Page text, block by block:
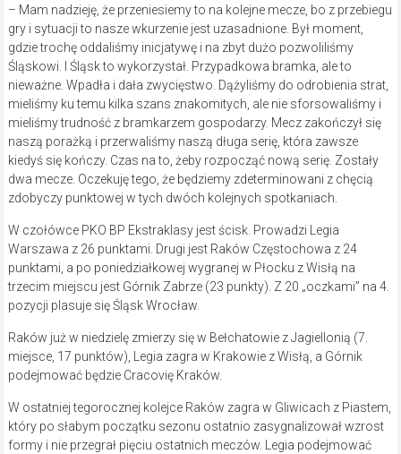
– Mam nadzieję, że przeniesiemy to na kolejne mecze, bo z przebiegu
gry i sytuacji to nasze wkurzenie jest uzasadnione. Był moment,
gdzie trochę oddaliśmy inicjatywę i na zbyt dużo pozwoliliśmy
Śląskowi. I Śląsk to wykorzystał. Przypadkowa bramka, ale to
nieważne. Wpadła i dała zwycięstwo. Dążyliśmy do odrobienia strat,
mieliśmy ku temu kilka szans znakomitych, ale nie sforsowaliśmy i
mieliśmy trudność z bramkarzem gospodarzy. Mecz zakończył się
naszą porażką i przerwaliśmy naszą długa serię, która zawsze
kiedyś się kończy. Czas na to, żeby rozpocząć nową serię. Zostały
dwa mecze. Oczekuję tego, że będziemy zdeterminowani z chęcią
zdobyczy punktowej w tych dwóch kolejnych spotkaniach.
W czołówce PKO BP Ekstraklasy jest ścisk. Prowadzi Legia
Warszawa z 26 punktami. Drugi jest Raków Częstochowa z 24
punktami, a po poniedziałkowej wygranej w Płocku z Wisłą na
trzecim miejscu jest Górnik Zabrze (23 punkty). Z 20 „oczkami” na 4.
pozycji plasuje się Śląsk Wrocław.
Raków już w niedzielę zmierzy się w Bełchatowie z Jagiellonią (7.
miejsce, 17 punktów), Legia zagra w Krakowie z Wisłą, a Górnik
podejmować będzie Cracovię Kraków.
W ostatniej tegorocznej kolejce Raków zagra w Gliwicach z Piastem,
który po słabym początku sezonu ostatnio zasygnalizował wzrost
formy i nie przegrał pięciu ostatnich meczów. Legia podejmować